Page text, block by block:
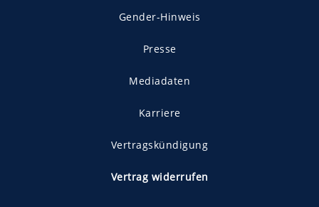
Gender-Hinweis
Presse
Mediadaten
Karriere
Vertragskündigung
Vertrag widerrufen